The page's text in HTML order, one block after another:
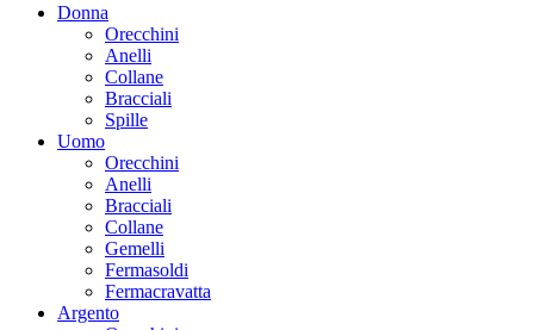
Donna
Orecchini
Anelli
Collane
Bracciali
Spille
Uomo
Orecchini
Anelli
Bracciali
Collane
Gemelli
Fermasoldi
Fermacravatta
Argento